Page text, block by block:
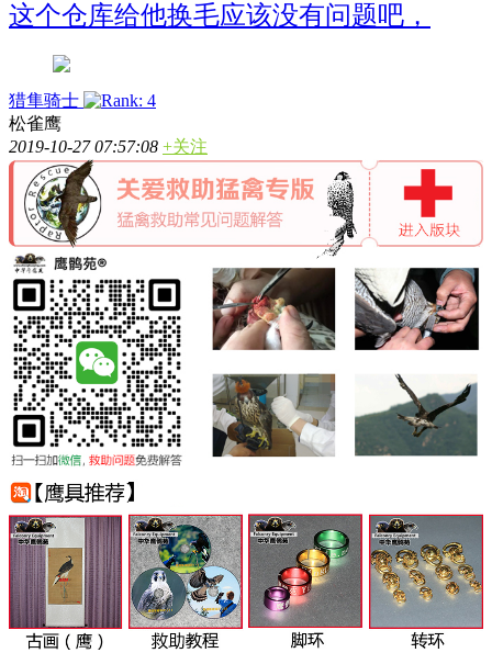
这个仓库给他换毛应该没有问题吧，
猎隼骑士
松雀鹰
2019-10-27 07:57:08 +关注